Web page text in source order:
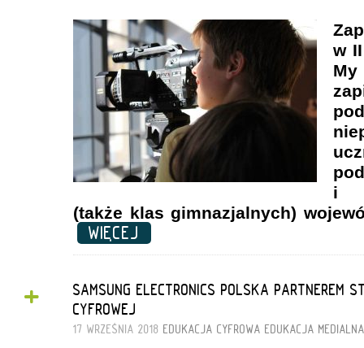
w
i
(także klas gimnazjalnych)
WIĘCEJ
+
SAMSUNG ELECTRONICS POLSKA PARTNEREM
CYFROWEJ
17 WRZEŚNIA 2018 EDUKACJA CYFROWA EDUKACJA MEDIALNA